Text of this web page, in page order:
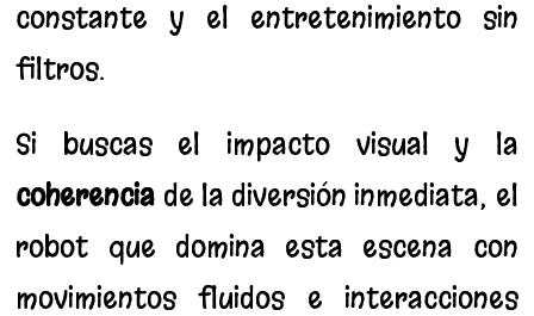
constante y el entretenimiento sin
filtros.
Si buscas el impacto visual y la
coherencia de la diversión inmediata, el
robot que domina esta escena con
movimientos fluidos e interacciones